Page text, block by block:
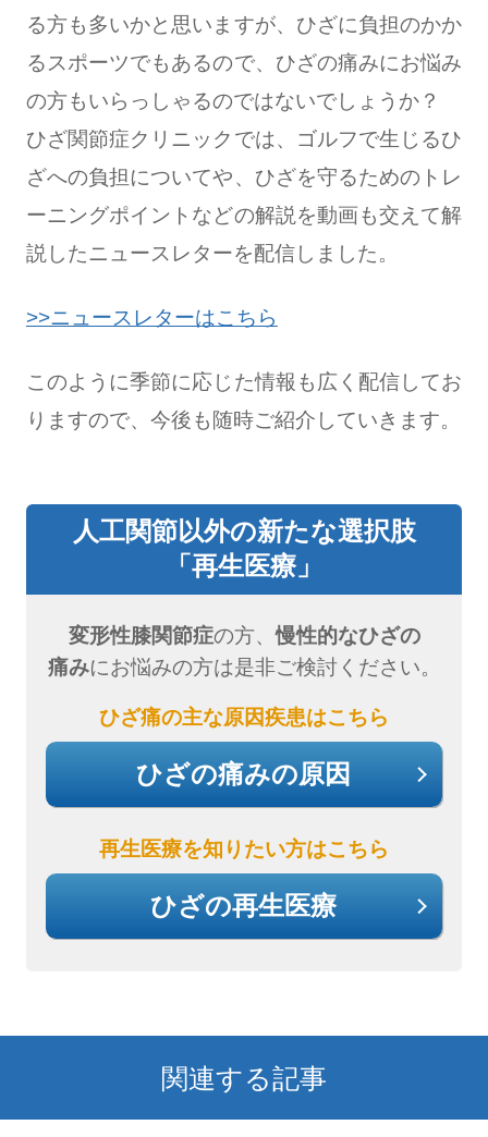
る⽅も多いかと思いますが、ひざに負担のかか
るスポーツでもあるので、ひざの痛みにお悩み
の方もいらっしゃるのではないでしょうか？
ひざ関節症クリニックでは、ゴルフで生じるひ
ざへの負担についてや、ひざを守るためのトレ
ーニングポイントなどの解説を動画も交えて解
説したニュースレターを配信しました。
︎>>ニュースレターはこちら
このように季節に応じた情報も広く配信してお
りますので、今後も随時ご紹介していきます。
人工関節以外の新たな選択肢
「再生医療」
変形性膝関節症の方、慢性的なひざの
痛みにお悩みの方は是非ご検討ください。
ひざ痛の主な原因疾患はこちら
ひざの痛みの原因
再生医療を知りたい方はこちら
ひざの再生医療
関連する記事